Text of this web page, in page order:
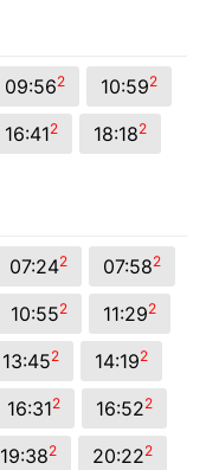
09:562 10:592
16:412 18:182
07:242 07:582
10:552 11:292
13:452 14:192
16:312 16:522
19:382 20:222